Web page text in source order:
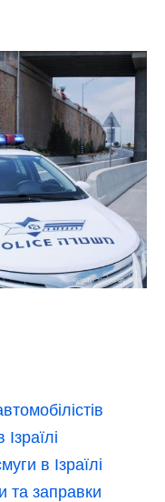
в Ізраїлі
та заправки